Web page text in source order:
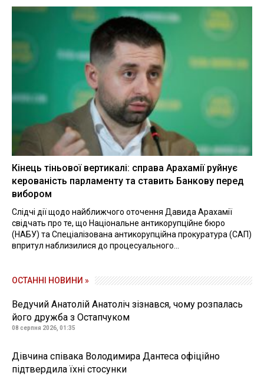
Кінець тіньової вертикалі: справа Арахамії руйнує
керованість парламенту та ставить Банкову перед
вибором
Слідчі дії щодо найближчого оточення Давида Арахамії
свідчать про те, що Національне антикорупційне бюро
(НАБУ) та Спеціалізована антикорупційна прокуратура (САП)
впритул наблизилися до процесуального...
ОСТАННІ НОВИНИ »
Ведучий Анатолій Анатоліч зізнався, чому розпалась
його дружба з Остапчуком
08 серпня 2026, 01:35
Дівчина співака Володимира Дантеса офіційно
підтвердила їхні стосунки